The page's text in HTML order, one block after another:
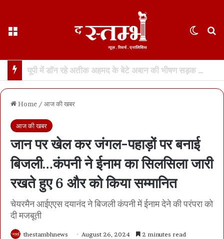
छत्तीसगढ़ हाईकोर्ट ने फ़ोन टैपिंग को “गैरकानूनी” बताया… रायपुर के केस की सुनवाई के दौरान अहम फ़ैसला… सीबीआई को रिकॉर्डिंग नष्ट करने का आदेश
Home / आज की खबर
आज की खबर
जान पर खेल कर जंगल-पहाड़ों पर बनाई
बिजली…कंपनी ने ईनाम का सिलसिला जारी
रखते हुए 6 और को किया सम्मानित
चेयरमैन आईएएस दयानंद ने बिजली कंपनी में ईनाम देने की परंपरा को
दी मजबूती
thestambhnews August 26, 2024 2 minutes read